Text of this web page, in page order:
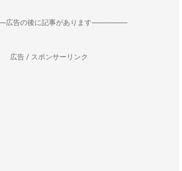
広告の後に記事があります--------------------
広告 / スポンサーリンク